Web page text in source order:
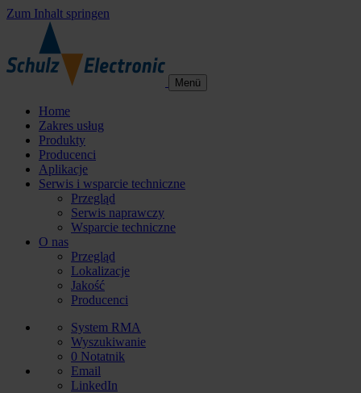
Zum Inhalt springen
Menü
Home
Zakres usług
Produkty
Producenci
Aplikacje
Serwis i wsparcie techniczne
Przegląd
Serwis naprawczy
Wsparcie techniczne
O nas
Przegląd
Lokalizacje
Jakość
Producenci
System RMA
Wyszukiwanie
0 Notatnik
Email
LinkedIn